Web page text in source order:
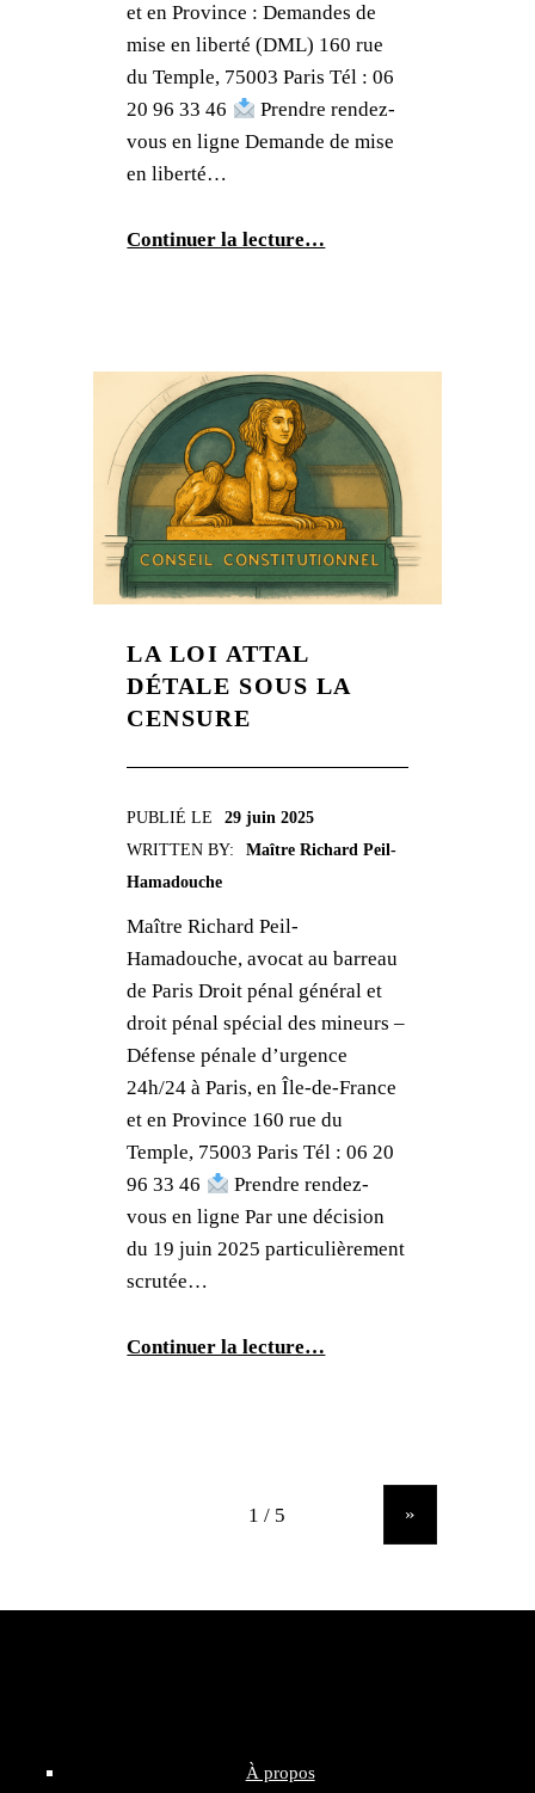
et en Province : Demandes de
mise en liberté (DML) 160 rue
du Temple, 75003 Paris Tél : 06
20 96 33 46
Prendre rendez-
vous en ligne Demande de mise
en liberté…
Continuer la lecture…
LA LOI ATTAL
DÉTALE SOUS LA
CENSURE
PUBLIÉ LE
29 juin 2025
WRITTEN BY:
Maître Richard Peil-
Hamadouche
Maître Richard Peil-
Hamadouche, avocat au barreau
de Paris Droit pénal général et
droit pénal spécial des mineurs –
Défense pénale d’urgence
24h/24 à Paris, en Île-de-France
et en Province 160 rue du
Temple, 75003 Paris Tél : 06 20
96 33 46
Prendre rendez-
vous en ligne Par une décision
du 19 juin 2025 particulièrement
scrutée…
Continuer la lecture…
»
À propos